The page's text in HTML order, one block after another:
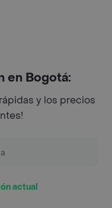
Comida a Domicilio -
en Bogotá:
y los precios
actual